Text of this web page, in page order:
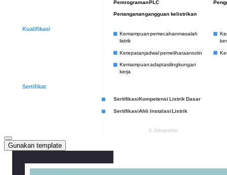
Gunakan template